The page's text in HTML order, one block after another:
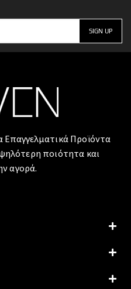
Προϊόντα
ποιότητα και
αγορά.